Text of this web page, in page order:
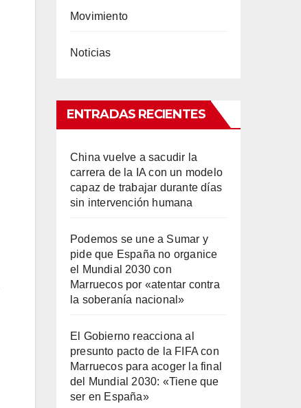
Movimiento
Noticias
ENTRADAS RECIENTES
China vuelve a sacudir la
carrera de la IA con un modelo
capaz de trabajar durante días
sin intervención humana
Podemos se une a Sumar y
pide que España no organice
el Mundial 2030 con
Marruecos por «atentar contra
la soberanía nacional»
El Gobierno reacciona al
presunto pacto de la FIFA con
Marruecos para acoger la final
del Mundial 2030: «Tiene que
ser en España»